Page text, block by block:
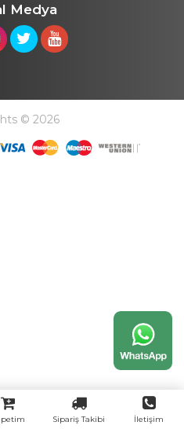
Medya
© 2026
Sipariş Takibi İletişim